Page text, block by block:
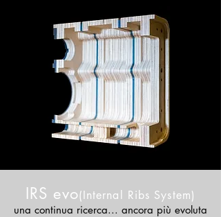
IRS evo(Internal Ribs System)
una continua ricerca... ancora più evoluta